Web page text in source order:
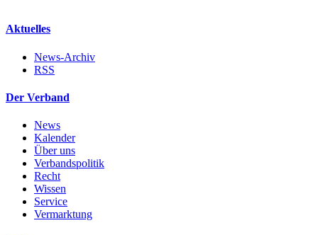
Aktuelles
News-Archiv
RSS
Der Verband
News
Kalender
Über uns
Verbandspolitik
Recht
Wissen
Service
Vermarktung